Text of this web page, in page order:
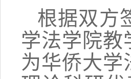
根据双方
学法学院教
为华侨大学